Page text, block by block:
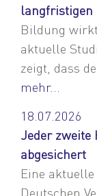
langfristigen
Bildung
aktuelle
zeigt, dass
mehr...
18.07.2026
Jeder
abgesichert
Eine
Deutschen